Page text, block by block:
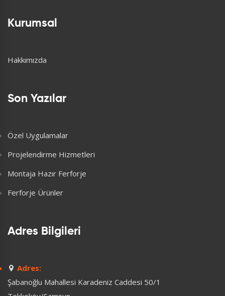
Kurumsal
Hakkımızda
Son Yazılar
Özel Uygulamalar
Projelendirme Hizmetleri
Montaja Hazır Ferforje
Ferforje Ürünler
Adres Bilgileri
Adres:
Şabanoğlu Mahallesi Karadeniz Caddesi 50/1